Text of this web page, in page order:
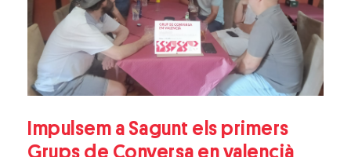
Impulsem a Sagunt els primers
Grups de Conversa en valencià